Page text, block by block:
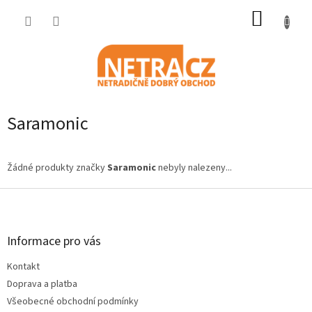
Saramonic
Žádné produkty značkySaramonicnebyly nalezeny...
Z
Informace pro vás
Kontakt
Doprava a platba
Všeobecné obchodní podmínky